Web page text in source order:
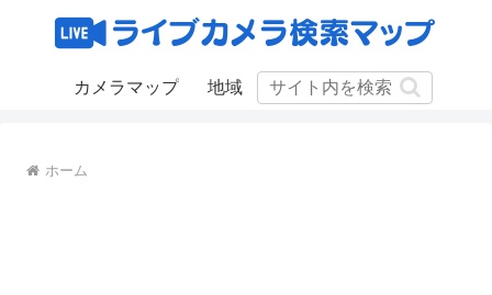
カメラマップ 地域
ホーム